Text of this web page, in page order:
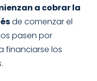
a cobrar la
de comenzar el
pasen por
financiarse los